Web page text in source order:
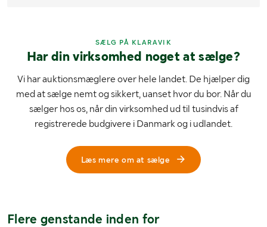
SÆLG PÅ KLARAVIK
Har din virksomhed noget at sælge?
Vi har auktionsmæglere over hele landet. De hjælper dig
med at sælge nemt og sikkert, uanset hvor du bor. Når du
sælger hos os, når din virksomhed ud til tusindvis af
registrerede budgivere i Danmark og i udlandet.
Læs mere om at sælge
Flere genstande inden for